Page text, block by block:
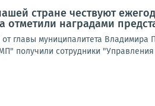
стране чествуют
наградами
главы муниципалитета Владимира
получили сотрудники